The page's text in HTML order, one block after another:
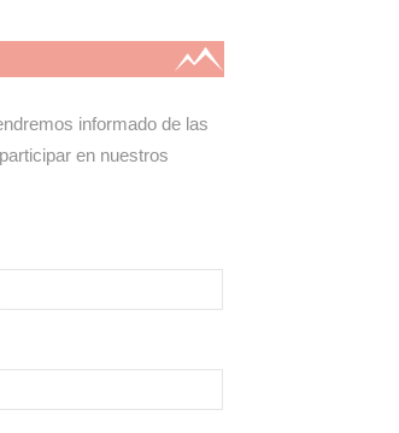
informado de las
en nuestros